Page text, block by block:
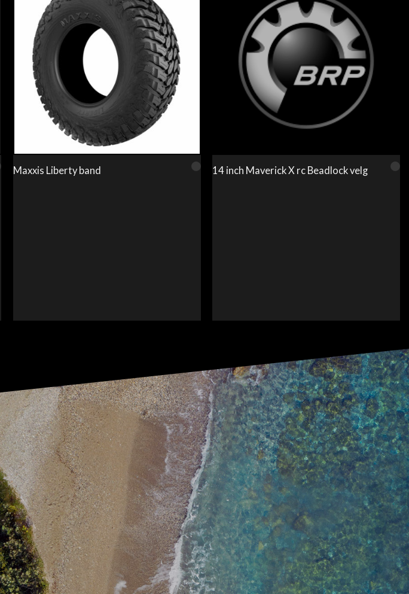
Maxxis Liberty band 14 inch Maverick X rc Beadlock velg